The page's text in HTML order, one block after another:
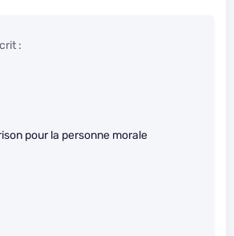
:
pour la personne morale